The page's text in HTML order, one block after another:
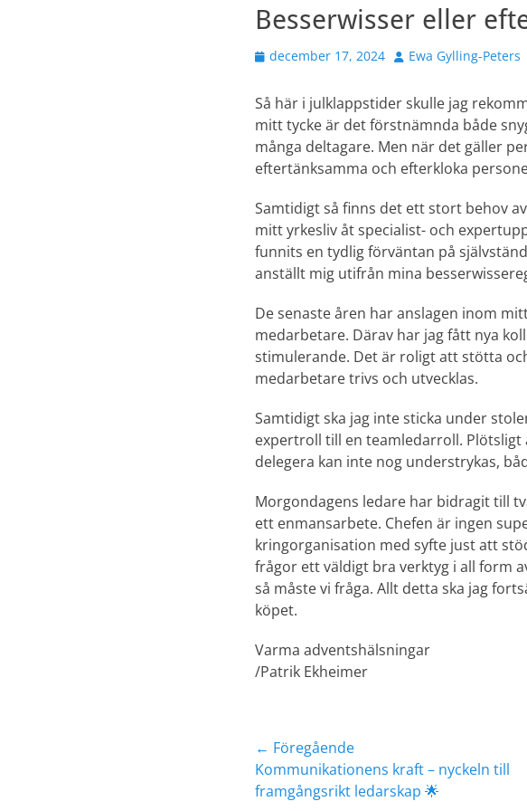
Besserwisser eller
Publicerad
december 17, 2024 Författare
Ewa Gylling-Peters
Så här i julklappstider skulle jag
mitt tycke är det förstnämnda både
många deltagare. Men när det gäller
eftertänksamma och efterkloka
Samtidigt så finns det ett stort behov
mitt yrkesliv åt specialist- och
funnits en tydlig förväntan på
anställt mig utifrån mina
De senaste åren har anslagen inom
medarbetare. Därav har jag fått nya
stimulerande. Det är roligt att stötta
medarbetare trivs och utvecklas.
Samtidigt ska jag inte sticka under
expertroll till en teamledarroll. Plötsligt
delegera kan inte nog understrykas,
Morgondagens ledare har bidragit till
ett enmansarbete. Chefen är ingen
kringorganisation med syfte just att
frågor ett väldigt bra verktyg i all form
så måste vi fråga. Allt detta ska jag
köpet.
Varma adventshälsningar
/Patrik Ekheimer
Inläggsnavigering
← Föregående
Föregående
inlägg:
Kommunikationens kraft – nyckeln till
framgångsrikt ledarskap 🌟